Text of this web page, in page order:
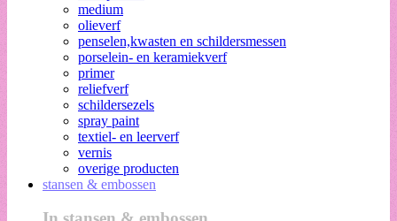
medium
olieverf
penselen,kwasten en schildersmessen
porselein- en keramiekverf
primer
reliefverf
schildersezels
spray paint
textiel- en leerverf
vernis
overige producten
stansen & embossen